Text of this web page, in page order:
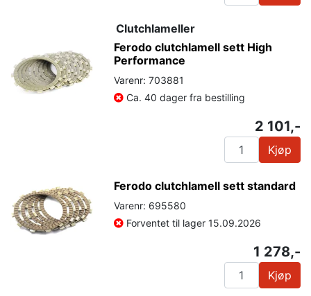
Clutchlameller
Ferodo clutchlamell sett High
Performance
Varenr: 703881
Ca. 40 dager fra bestilling
2 101,-
Kjøp
Ferodo clutchlamell sett standard
Varenr: 695580
Forventet til lager 15.09.2026
1 278,-
Kjøp